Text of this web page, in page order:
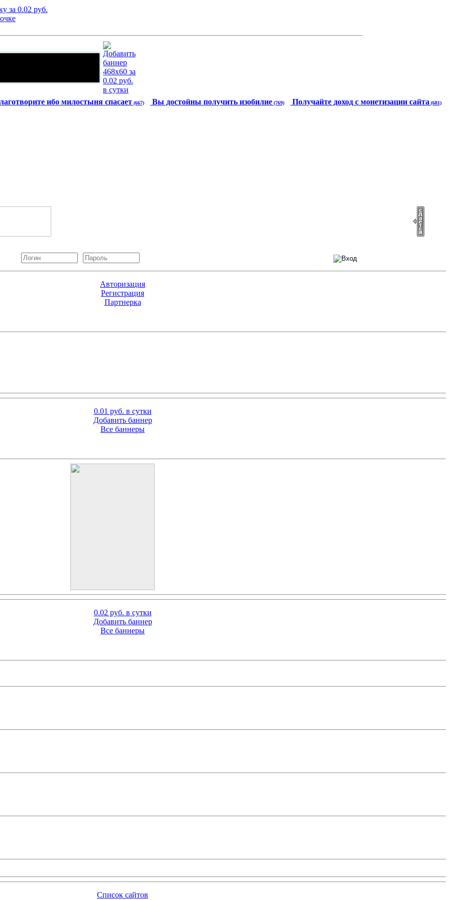
ибо милостыня спасает (667) Вы достойны получить изобилие (769) Получайте доход с монетизации сайта (681)
Авторизация
Регистрация
Партнерка
0.01 руб. в сутки
Добавить баннер
Все баннеры
0.02 руб. в сутки
Добавить баннер
Все баннеры
Список сайтов